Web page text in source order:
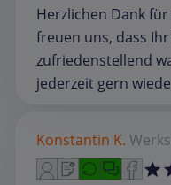
Herzlichen Dank
freuen uns, dass
zufriedenstellend
jederzeit gern
Konstantin K.